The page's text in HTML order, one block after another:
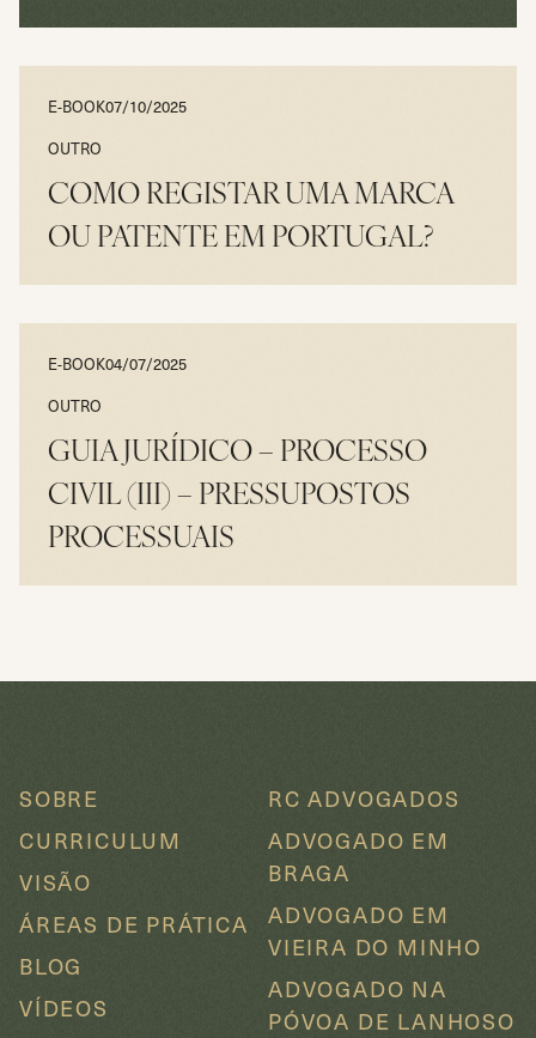
E-BOOK07/10/2025
OUTRO
COMO REGISTAR UMA MARCA
OU PATENTE EM PORTUGAL?
E-BOOK04/07/2025
OUTRO
GUIA JURÍDICO – PROCESSO
CIVIL (III) – PRESSUPOSTOS
PROCESSUAIS
SOBRE
CURRICULUM
VISÃO
ÁREAS DE PRÁTICA
BLOG
VÍDEOS
RC ADVOGADOS
ADVOGADO EM
BRAGA
ADVOGADO EM
VIEIRA DO MINHO
ADVOGADO NA
PÓVOA DE LANHOSO